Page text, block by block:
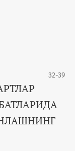
32-39